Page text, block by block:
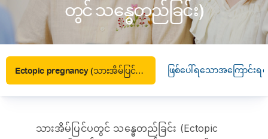
တွင် သန္ဓေတည်ခြင်း)
Ectopic pregnancy (သားအိမ်ပြင်ပတွင် သန္ဓေတည်ခြင်း) ဖြစ်ပေါ်ရသောအကြောင်းရင်း
သားအိမ်ပြင်ပတွင် သန္ဓေတည်ခြင်း (Ectopic